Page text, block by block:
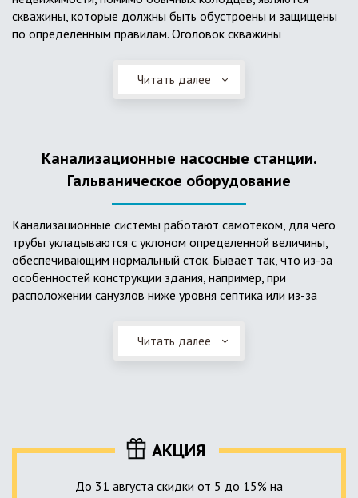
скважины, которые должны быть обустроены и защищены
по определенным правилам. Оголовок скважины
и автоматикой. Все это оборудование способно
подвергаться загрязнению атмосферными и
его работу в нормальном режиме. Лучшим способом
защиты оборудования является устройство герметичной
камеры или кессона, который не только защищает оголовок
скважины от негативных воздействий, но и обеспечивает
удобные условия для обслуживания в любой период года.
Кессон может быть выполнен из обычных железобетонных
колец, но только при отсутствии высокого уровня
подземных вод, так как в этом случае затруднительно
обеспечить требуемую герметичность. Если имеется
достаточную герметичность, недорогие, легко
Читать далее
Канализационные насосные станции.
Гальваническое оборудование
Канализационные системы работают самотеком, для чего
трубы укладываются с уклоном определенной величины,
обеспечивающим нормальный сток. Бывает так, что из-за
особенностей конструкции здания, например, при
расположении санузлов ниже уровня септика или из-за
Единственное решение в таком случае – это
использование КНС – канализационной насосной станции.
до выгребной ямы, септика или станции ГБО.
Читать далее
АКЦИЯ
До 31 августа скидки от 5 до 15% на